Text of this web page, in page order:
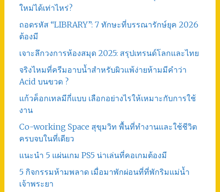
ใหม่ได้เท่าไหร่?
ถอดรหัส “LIBRARY”: 7 ทักษะที่บรรณารักษ์ยุค 2026
ต้องมี
เจาะลึกวงการห้องสมุด 2025: สรุปเทรนด์โลกและไทย
จริงไหมที่ครีมอาบน้ำสำหรับผิวแพ้ง่ายห้ามมีคำว่า
Acid บนขวด ?
แก้วค็อกเทลมีกี่แบบ เลือกอย่างไรให้เหมาะกับการใช้
งาน
Co-working Space สุขุมวิท พื้นที่ทำงานและใช้ชีวิต
ครบจบในที่เดียว
แนะนำ 5 แผ่นเกม PS5 น่าเล่นที่คอเกมต้องมี
5 กิจกรรมห้ามพลาด เมื่อมาพักผ่อนที่ที่พักริมแม่น้ำ
เจ้าพระยา